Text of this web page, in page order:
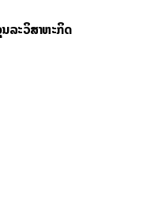
ລະວິສາຫະກິດ